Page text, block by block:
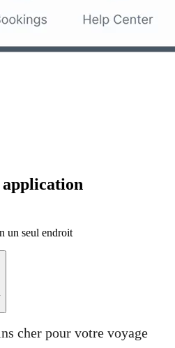
un seul endroit
cher pour votre voyage